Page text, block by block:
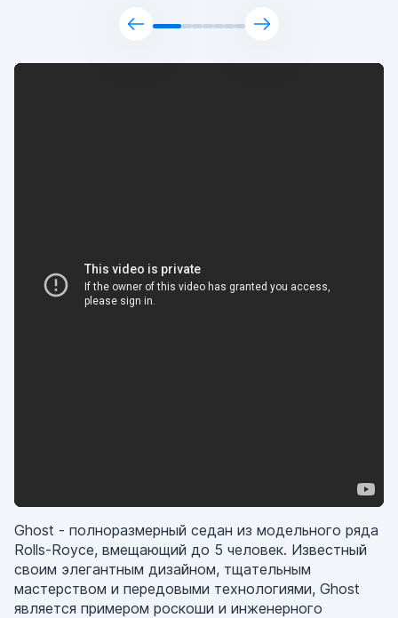
Ghost - полноразмерный седан из модельного ряда
Rolls-Royce, вмещающий до 5 человек. Известный
своим элегантным дизайном, тщательным
мастерством и передовыми технологиями, Ghost
является примером роскоши и инженерного